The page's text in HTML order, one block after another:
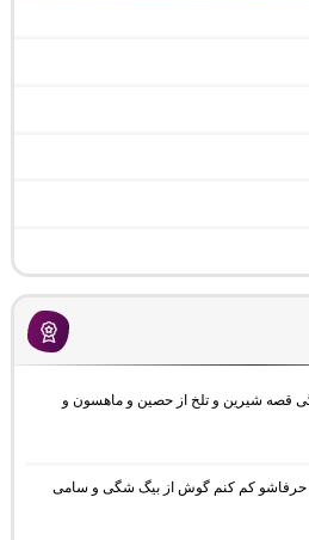
قصه شیرین و تلخ از حصین و ماهسون و
حرفاشو کم کنم گوش از بیگ شگی و سامی